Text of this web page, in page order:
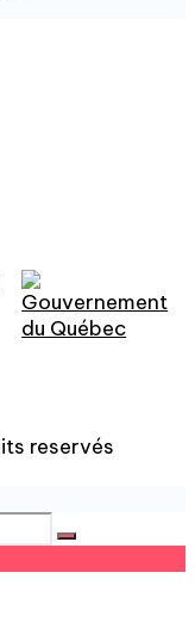
reservés